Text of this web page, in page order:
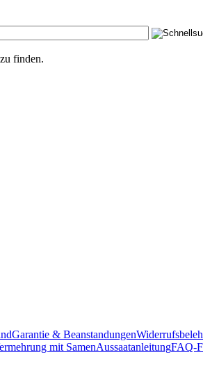
finden.
Garantie & Beanstandungen
mit SamenAussaatanleitungFAQ-